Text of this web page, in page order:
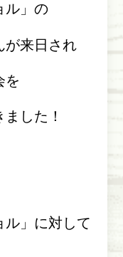
ル」の
が来日され
を
した！
ル」に対して